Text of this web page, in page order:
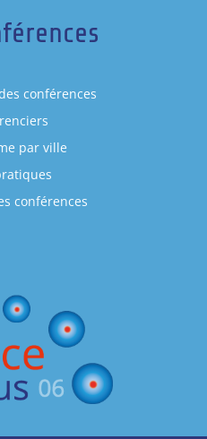
conférences
par ville
conférences